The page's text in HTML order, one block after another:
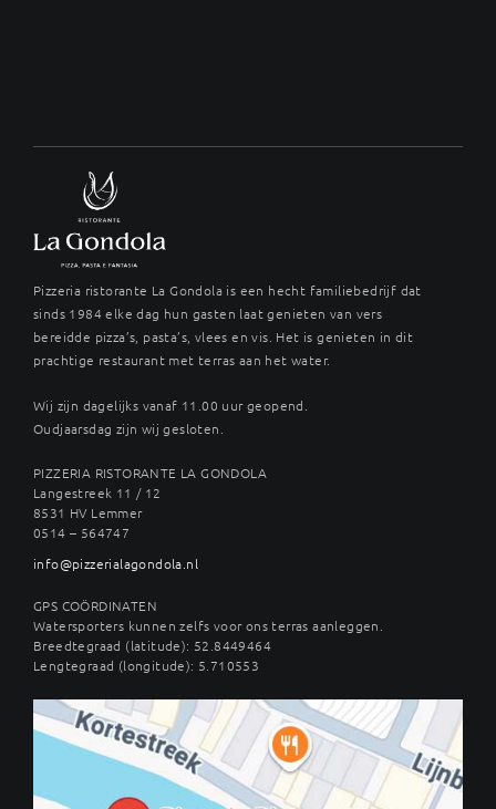
Pizzeria ristorante La Gondola is een hecht familiebedrijf dat
sinds 1984 elke dag hun gasten laat genieten van vers
bereidde pizza’s, pasta’s, vlees en vis. Het is genieten in dit
prachtige restaurant met terras aan het water.
Wij zijn dagelijks vanaf 11.00 uur geopend.
Oudjaarsdag zijn wij gesloten.
PIZZERIA RISTORANTE LA GONDOLA
Langestreek 11 / 12
8531 HV Lemmer
0514 – 564747
info@pizzerialagondola.nl
GPS COÖRDINATEN
Watersporters kunnen zelfs voor ons terras aanleggen.
Breedtegraad (latitude): 52.8449464
Lengtegraad (longitude): 5.710553